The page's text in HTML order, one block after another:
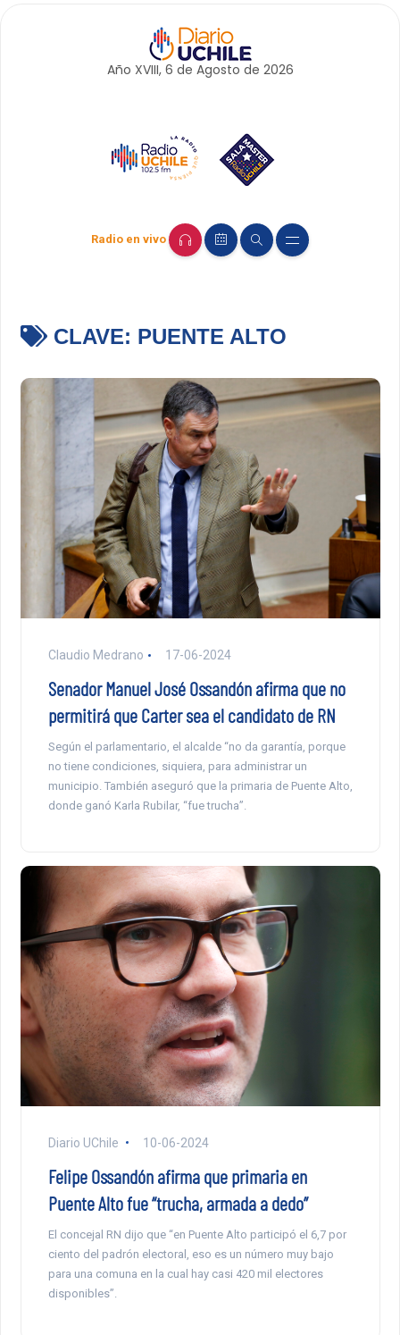
Año XVIII, 6 de Agosto de 2026
Radio en vivo
CLAVE: PUENTE ALTO
Claudio Medrano 17-06-2024
Senador Manuel José Ossandón afirma que no
permitirá que Carter sea el candidato de RN
Según el parlamentario, el alcalde “no da garantía, porque
no tiene condiciones, siquiera, para administrar un
municipio. También aseguró que la primaria de Puente Alto,
donde ganó Karla Rubilar, “fue trucha”.
Diario UChile 10-06-2024
Felipe Ossandón afirma que primaria en
Puente Alto fue “trucha, armada a dedo”
El concejal RN dijo que “en Puente Alto participó el 6,7 por
ciento del padrón electoral, eso es un número muy bajo
para una comuna en la cual hay casi 420 mil electores
disponibles”.